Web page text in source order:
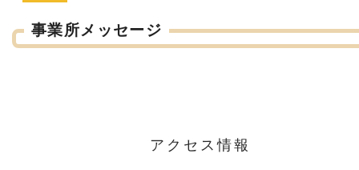
事業所メッセージ
アクセス情報